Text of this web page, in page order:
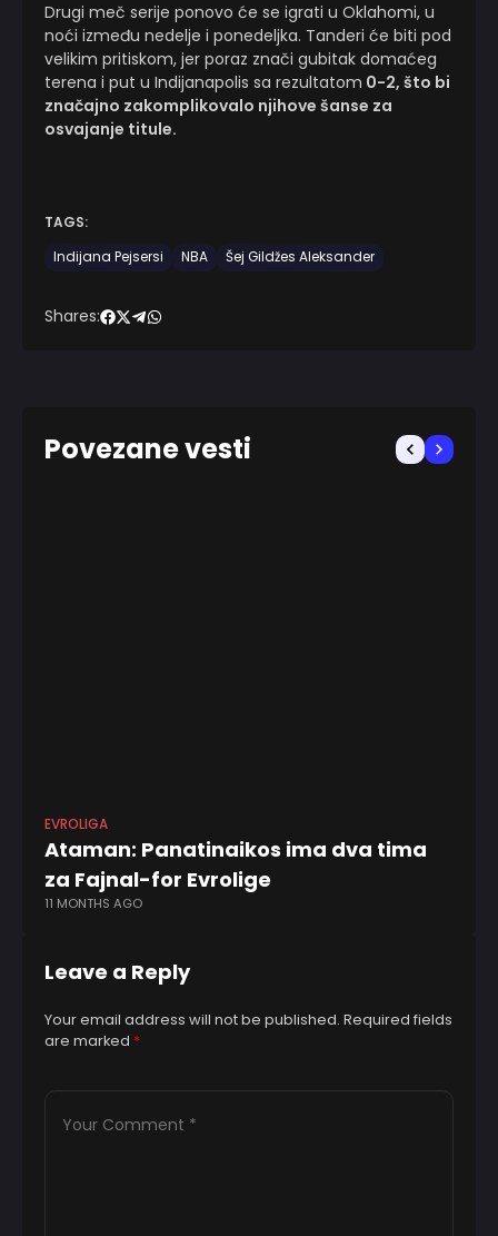
Drugi meč serije ponovo će se igrati u Oklahomi, u
noći između nedelje i ponedeljka. Tanderi će biti pod
velikim pritiskom, jer poraz znači gubitak domaćeg
terena i put u Indijanapolis sa rezultatom 0-2, što bi
značajno zakomplikovalo njihove šanse za
osvajanje titule.
TAGS:
Indijana Pejsersi
NBA Šej Gildžes Aleksander
Shares:
Povezane vesti
EVROLIGA
Ataman: Panatinaikos ima dva tima
za Fajnal-for Evrolige
11 MONTHS AGO
Leave a Reply
Your email address will not be published. Required fields
are marked *